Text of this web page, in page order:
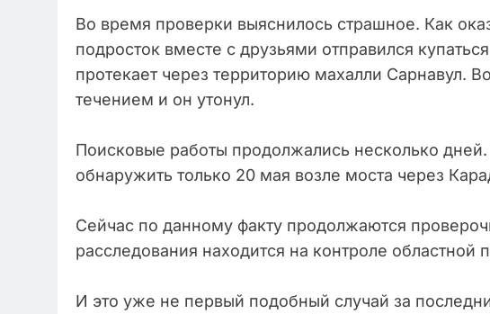
Во время проверки выяснилось страшное. Как
подросток вместе с друзьями отправился
протекает через территорию махалли Сарнавул.
течением и он утонул.
Поисковые работы продолжались несколько
обнаружить только 20 мая возле моста через
Сейчас по данному факту продолжаются
расследования находится на контроле областной
И это уже не первый подобный случай за